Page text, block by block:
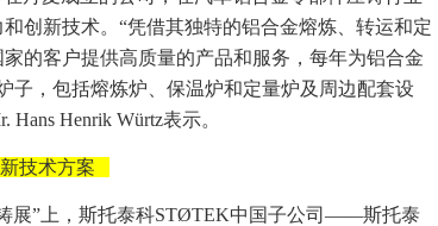
创新技术。“凭借其独特的铝合金熔炼、转运和定
的客户提供高质量的产品和服务，每年为铝合金
子，包括熔炼炉、保温炉和定量炉及周边配套设
Henrik Würtz表示。
技术方案
展”上，斯托泰科STØTEK中国子公司——斯托泰